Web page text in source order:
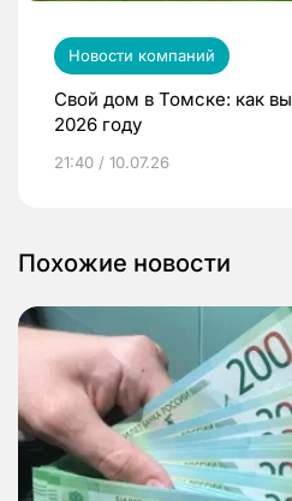
Новости компаний
Свой дом в Томске: как
2026 году
21:40 / 10.07.26
Похожие новости